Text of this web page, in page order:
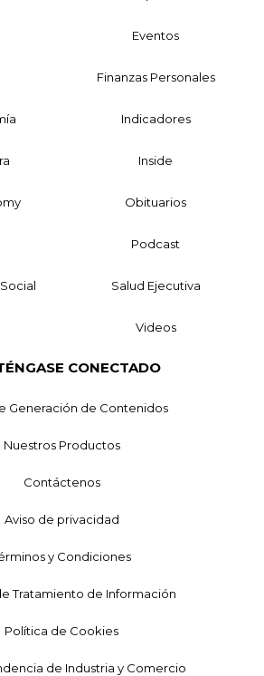
Eventos
Finanzas Personales
Indicadores
Inside
Obituarios
Podcast
Salud Ejecutiva
Videos
CONECTADO
Generación de Contenidos
Nuestros Productos
Contáctenos
Aviso de privacidad
y Condiciones
Tratamiento de Información
Política de Cookies
de Industria y Comercio